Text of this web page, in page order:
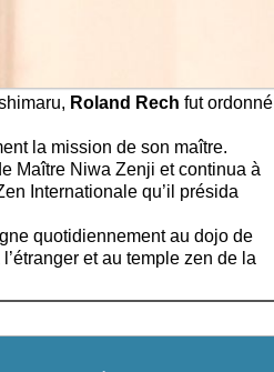
Roland Rech fut ordonné
la mission de son maître.
Maître Niwa Zenji et continua à
Internationale qu’il présida
quotidiennement au dojo de
et au temple zen de la